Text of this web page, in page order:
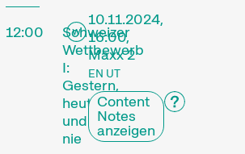
12:00
Schweizer
Wettbewerb
I:
Gestern,
heute
und
nie
10.11.2024,
16:00,
Maxx 2
EN UT
Content
Notes
anzeigen